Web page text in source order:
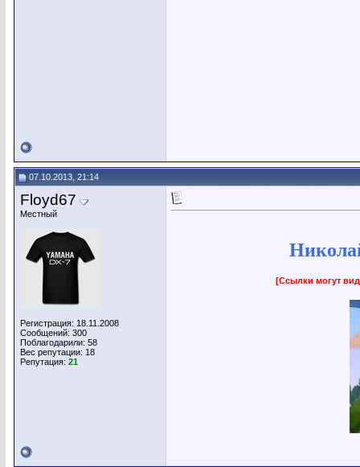
07.10.2013, 21:14
Floyd67
Местный
Регистрация: 18.11.2008
Сообщений: 300
Поблагодарили: 58
Вес репутации: 18
Репутация: 21
[Ссылки могут